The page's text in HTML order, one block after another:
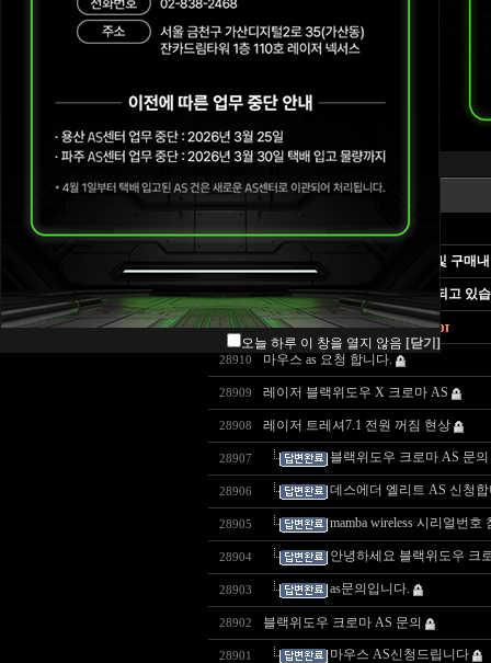
오늘 하루 이 창을 열지 않음 [닫기]
센터위치 및 연락처
Blade A/S 정책
번호
게시물의 답변 검색하는 방법 및 구매
Razer 상담 및 AS가 많이 지연되고 있
문의하시기 전에 읽어주세요
28910 마우스 as 요청 합니다.
28909 레이저 블랙위도우 X 크로마 AS
28908 레이저 트레셔7.1 전원 꺼짐 현상
28907 블랙위도우 크로마 AS 문의
28906 데스에더 엘리트 AS 신청
28905 mamba wireless 시리얼번호
28904 안녕하세요 블랙위도우 크
28903 as문의입니다.
28902 블랙위도우 크로마 AS 문의
28901 마우스 AS신청드립니다